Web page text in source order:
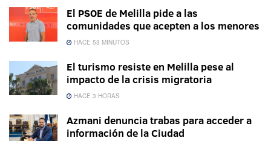
El PSOE de Melilla pide a las
comunidades que acepten a los menores
HACE 53 MINUTOS
El turismo resiste en Melilla pese al
impacto de la crisis migratoria
HACE 3 HORAS
Azmani denuncia trabas para acceder a
información de la Ciudad